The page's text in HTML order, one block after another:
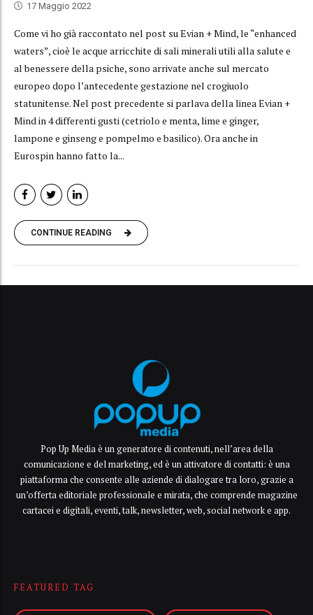
17 Maggio 2022
Come vi ho già raccontato nel post su Evian + Mind, le “enhanced
waters”, cioè le acque arricchite di sali minerali utili alla salute e
al benessere della psiche, sono arrivate anche sul mercato
europeo dopo l’antecedente gestazione nel crogiuolo
statunitense. Nel post precedente si parlava della linea Evian +
Mind in 4 differenti gusti (cetriolo e menta, lime e ginger,
lampone e ginseng e pompelmo e basilico). Ora anche in
Eurospin hanno fatto la...
CONTINUE READING
Pop Up Media è un generatore di contenuti, nell’area della
comunicazione e del marketing, ed è un attivatore di contatti: è una
piattaforma che consente alle aziende di dialogare tra loro, grazie a
un’offerta editoriale professionale e mirata, che comprende magazine
cartacei e digitali, eventi, talk, newsletter, web, social network e app.
FEATURED TAG